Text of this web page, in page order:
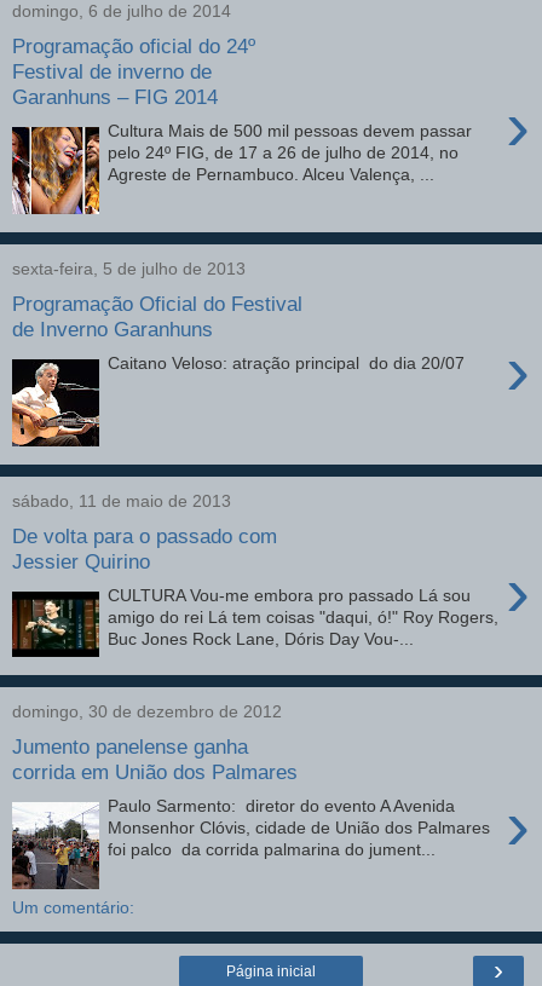
domingo, 6 de julho de 2014
Programação oficial do 24º
Festival de inverno de
Garanhuns – FIG 2014
›
Cultura Mais de 500 mil pessoas devem passar
pelo 24º FIG, de 17 a 26 de julho de 2014, no
Agreste de Pernambuco. Alceu Valença, ...
sexta-feira, 5 de julho de 2013
Programação Oficial do Festival
de Inverno Garanhuns
›
Caitano Veloso: atração principal do dia 20/07
sábado, 11 de maio de 2013
De volta para o passado com
Jessier Quirino
›
CULTURA Vou-me embora pro passado Lá sou
amigo do rei Lá tem coisas "daqui, ó!" Roy Rogers,
Buc Jones Rock Lane, Dóris Day Vou-...
domingo, 30 de dezembro de 2012
Jumento panelense ganha
corrida em União dos Palmares
›
Paulo Sarmento: diretor do evento A Avenida
Monsenhor Clóvis, cidade de União dos Palmares
foi palco da corrida palmarina do jument...
Um comentário:
›
Página inicial